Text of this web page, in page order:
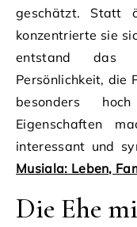
geschätzt. Statt
konzentrierte sie
entstand das
Persönlichkeit, die
besonders
Eigenschaften
interessant und
Musiala: Leben,
Die Ehe